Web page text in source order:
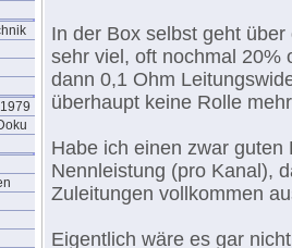
In der Box selbst geht
sehr viel, oft nochmal 20%
dann 0,1 Ohm
überhaupt keine Rolle
Habe ich einen zwar
Nennleistung (pro Kanal),
Zuleitungen vollkommen
Eigentlich wäre es gar